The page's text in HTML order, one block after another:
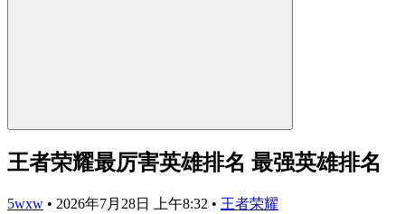
王者荣耀最厉害英雄排名 最强英雄排名
5wxw • 2026年7月28日 上午8:32 • 王者荣耀